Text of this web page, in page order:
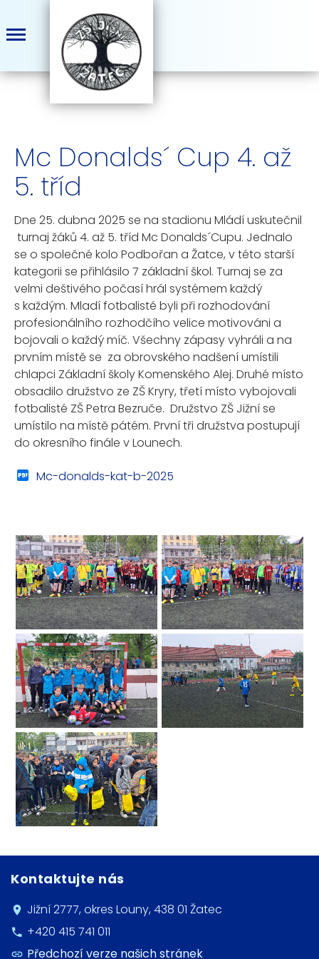
Mc Donalds´ Cup 4. až
5. tříd
Dne 25. dubna 2025 se na stadionu Mládí uskutečnil
turnaj žáků 4. až 5. tříd Mc Donalds´Cupu. Jednalo
se o společné kolo Podbořan a Žatce, v této starší
kategorii se přihlásilo 7 základní škol. Turnaj se za
velmi deštivého počasí hrál systémem každý
s každým. Mladí fotbalisté byli při rozhodování
profesionálního rozhodčího velice motivováni a
bojovali o každý míč. Všechny zápasy vyhráli a na
prvním místě se za obrovského nadšení umístili
chlapci Základní školy Komenského Alej. Druhé místo
obsadilo družstvo ze ZŠ Kryry, třetí místo vybojovali
fotbalisté ZŠ Petra Bezruče. Družstvo ZŠ Jižní se
umístilo na místě pátém. První tři družstva postupují
do okresního finále v Lounech.
Mc-donalds-kat-b-2025
Kontaktujte nás
Jižní 2777, okres Louny, 438 01 Žatec
+420 415 741 011
Předchozí verze našich stránek